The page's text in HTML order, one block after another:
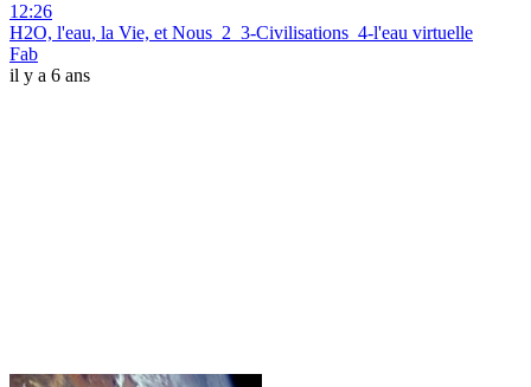
12:26
H2O, l'eau, la Vie, et Nous_2_3-Civilisations_4-l'eau virtuelle
Fab
il y a 6 ans